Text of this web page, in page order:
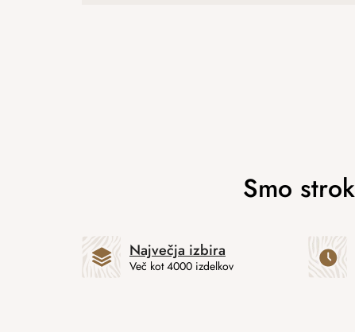
Največja izbira
Več kot 4000 izdelkov